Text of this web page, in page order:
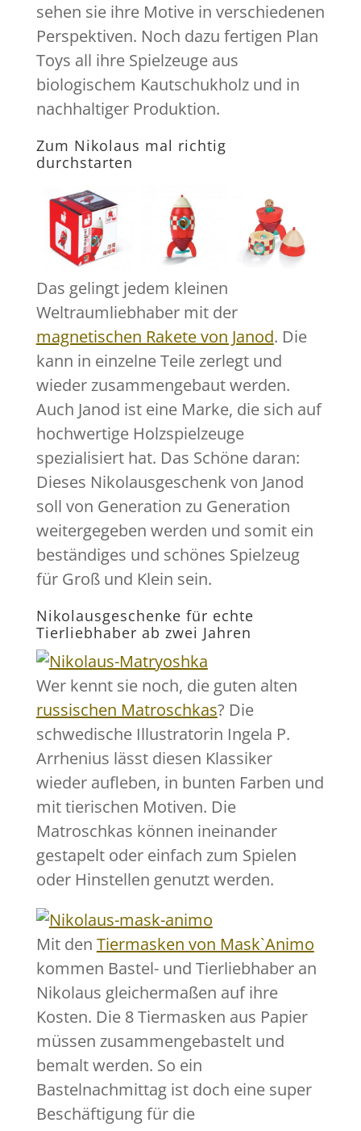
sehen sie ihre Motive in verschiedenen
Perspektiven. Noch dazu fertigen Plan
Toys all ihre Spielzeuge aus
biologischem Kautschukholz und in
nachhaltiger Produktion.
Zum Nikolaus mal richtig
durchstarten
Das gelingt jedem kleinen
Weltraumliebhaber mit der
magnetischen Rakete von Janod. Die
kann in einzelne Teile zerlegt und
wieder zusammengebaut werden.
Auch Janod ist eine Marke, die sich auf
hochwertige Holzspielzeuge
spezialisiert hat. Das Schöne daran:
Dieses Nikolausgeschenk von Janod
soll von Generation zu Generation
weitergegeben werden und somit ein
beständiges und schönes Spielzeug
für Groß und Klein sein.
Nikolausgeschenke für echte
Tierliebhaber ab zwei Jahren
Wer kennt sie noch, die guten alten
russischen Matroschkas? Die
schwedische Illustratorin Ingela P.
Arrhenius lässt diesen Klassiker
wieder aufleben, in bunten Farben und
mit tierischen Motiven. Die
Matroschkas können ineinander
gestapelt oder einfach zum Spielen
oder Hinstellen genutzt werden.
Mit den Tiermasken von Mask`Animo
kommen Bastel- und Tierliebhaber an
Nikolaus gleichermaßen auf ihre
Kosten. Die 8 Tiermasken aus Papier
müssen zusammengebastelt und
bemalt werden. So ein
Bastelnachmittag ist doch eine super
Beschäftigung für die